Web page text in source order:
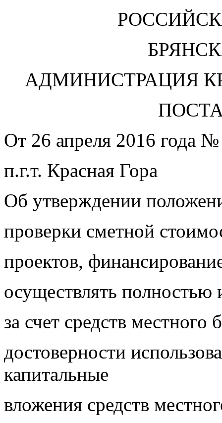
АДМИНИСТРАЦИЯ
От 26 апреля 2016 года
п.г.т. Красная Гора
Об утверждении
проверки сметной
проектов,
осуществлять полностью
за счет средств
достоверности
капитальные
вложения средств